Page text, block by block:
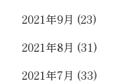
2021年9月 (23)
2021年8月 (31)
2021年7月 (33)